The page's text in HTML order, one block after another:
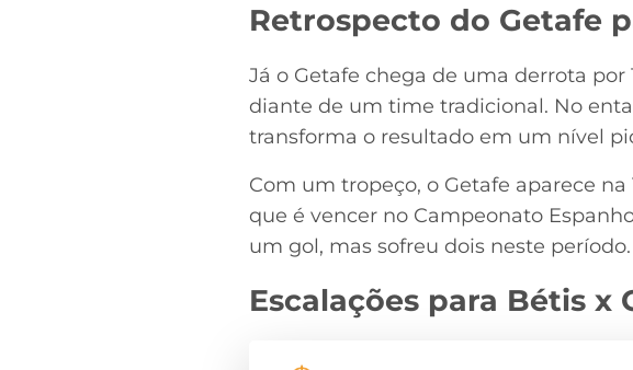
Retrospecto do Getafe
Já o Getafe chega de uma derrota por
diante de um time tradicional. No
transforma o resultado em um nível
Com um tropeço, o Getafe aparece
que é vencer no Campeonato
um gol, mas sofreu dois neste período.
Escalações para Bétis x